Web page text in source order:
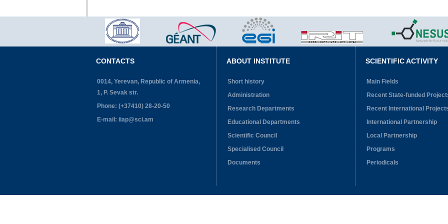
CONTACTS
0014, Yerevan, Republic of Armenia,
1, P. Sevak str.
Phone: (+37410) 28-20-50
E-mail: iiap@sci.am
ABOUT INSTITUTE
Short history
Administration
Research Departments
Educational Departments
Scientific Council
Specialised Council
Documents
SCIENTIFIC ACTIVITY
Main Fields
Recent State-funded
Recent International
International Partnership
Local Partnership
Programs
Periodicals